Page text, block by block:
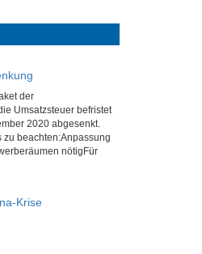
der
Umsatzsteuer befristet
2020 abgesenkt.
zu beachten:Anpassung
nötigFür
Krise